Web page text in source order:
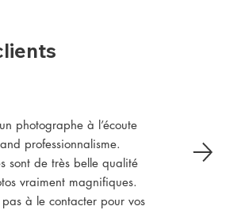
photographe à l’écoute
professionnalisme.
sont de très belle qualité
vraiment magnifiques.
pas à le contacter pour vos